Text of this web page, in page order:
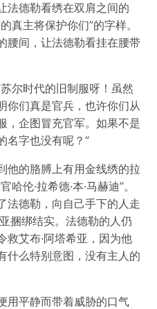
法德勒看绣在双肩之间的
真主将保护你们”的字样。
腰间，让法德勒看挂在腰带
尔时代的旧制服呀！虽然
你们真是官兵，也许你们从
，企图冒充官军。如果不是
名字也没有呢？”
他的胳膊上有用金线绣的拉
伦·拉希德·本·马赫迪”。
法德勒，向自己手下的人走
捆绑结实。法德勒的人仍
救艾布·阿塔希亚，因为他
什么特别意图，没有主人的
用平静而带着威胁的口气